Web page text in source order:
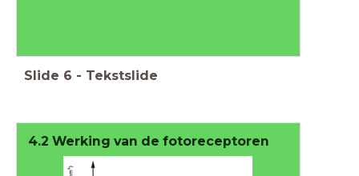
Slide 6 - Tekstslide
4.2 Werking van de fotoreceptoren